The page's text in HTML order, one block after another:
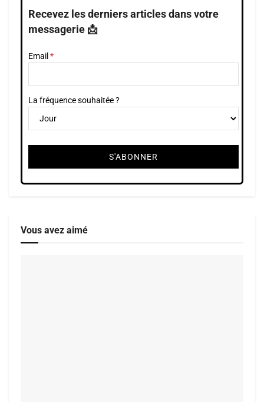
Recevez les derniers articles dans votre
messagerie 📩
Email
La fréquence souhaitée ?
Vous avez aimé